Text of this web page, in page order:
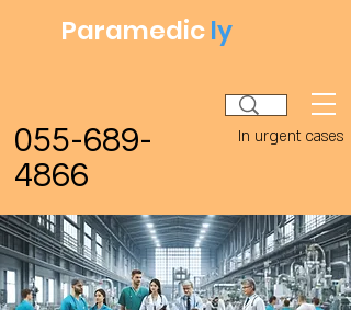
Paramedicly
In urgent cases
055-689-
4866